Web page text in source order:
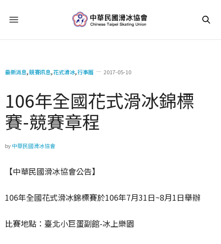
最新消息,競賽訊息,花式滑冰,行事曆 2017-05-10
106年全國花式滑冰錦標
賽-競賽章程
by中華民國滑冰協會
【中華民國滑冰協會公告】
106年全國花式滑冰錦標賽於106年7月31日~8月1日舉辦
比賽地點：臺北小巨蛋副館-冰上樂園